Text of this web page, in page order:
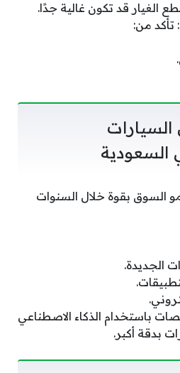
الغيار قد تكون غالية جدًا.
: تأكد من:
السعودية
السوق بقوة خلال السنوات
الجديدة.
باستخدام الذكاء الاصطناعي
بدقة أكبر.